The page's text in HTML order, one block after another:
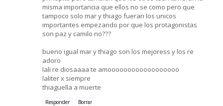
misma importancia que ellos no se como pero que
tampoco solo mar y thiago fueran los unicos
importantes empezando por que los protagonistas
son paz y camilo no???
bueno igual mar y thiago son los mejoress y los re
adoro
lali re diosaaaa te amoooooooooooooooooo
laliter x siempre
thiaguella a muerte
Responder Borrar